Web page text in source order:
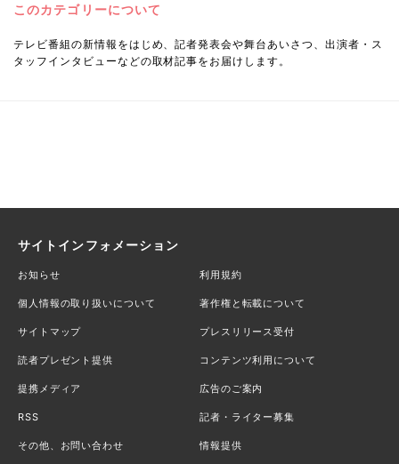
このカテゴリーについて
テレビ番組の新情報をはじめ、記者発表会や舞台あいさつ、出演者・ス
タッフインタビューなどの取材記事をお届けします。
サイトインフォメーション
お知らせ 利用規約
個人情報の取り扱いについて 著作権と転載について
サイトマップ プレスリリース受付
読者プレゼント提供 コンテンツ利用について
提携メディア 広告のご案内
RSS 記者・ライター募集
その他、お問い合わせ 情報提供